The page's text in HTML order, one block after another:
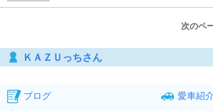
次のペ
ＫＡＺＵっちさん
ブログ
愛車紹